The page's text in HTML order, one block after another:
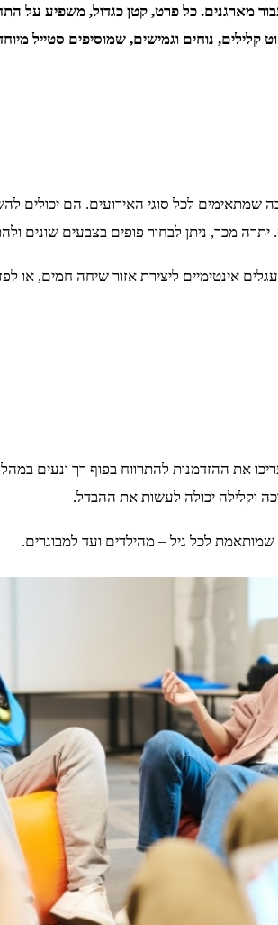
מארגנים. כל פרט, קטן כגדול, משפיע
נוחים וגמישים, שמוסיפים סטייל
שמתאימים לכל סוגי האירועים. הם יכולים
יתרה מכך, ניתן לבחור פופים בצבעים שונים
אינטימיים ליצירת אזור שיחה חמים, או
את ההזדמנות להתרווח בפוף רך ונעים
וקלילה יכולה לעשות את ההבדל.
לכל גיל – מהילדים ועד למבוגרים.